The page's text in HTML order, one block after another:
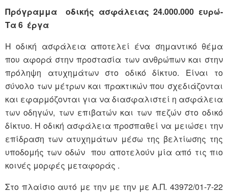
Πρόγραμμα οδικής ασφάλειας 24.000.000 ευρώ-
Τα 6 έργα
Η οδική ασφάλεια αποτελεί ένα σημαντικό θέμα
που αφορά στην προστασία των ανθρώπων και στην
πρόληψη ατυχημάτων στο οδικό δίκτυο. Είναι το
σύνολο των μέτρων και πρακτικών που σχεδιάζονται
και εφαρμόζονται για να διασφαλιστεί η ασφάλεια
των οδηγών, των επιβατών και των πεζών στο οδικό
δίκτυο. Η οδική ασφάλεια προσπαθεί να μειώσει την
επίδραση των ατυχημάτων μέσω της βελτίωσης της
υποδομής των οδών που αποτελούν μία από τις πιο
κοινές μορφές μεταφοράς .
Στο πλαίσιο αυτό με την με την με Α.Π. 43972/01-7-22